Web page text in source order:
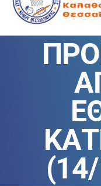
ΑΡΧΙΚΗ
ΑΝΑΚΟΙΝΩΣΕΙΣ